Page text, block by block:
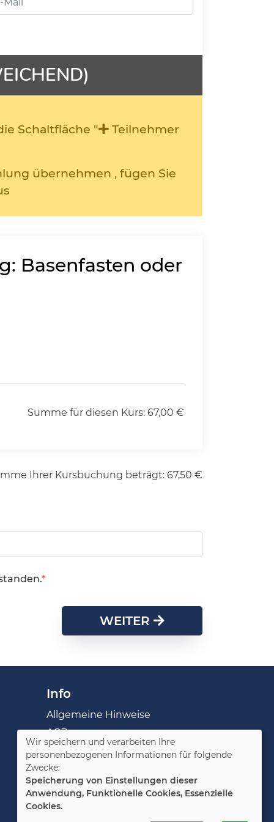
Schaltfläche "
Teilnehmer
übernehmen , fügen Sie
Basenfasten oder
Summe für diesen Kurs: 67,00 €
Ihrer Kursbuchung beträgt: 67,50 €
WEITER
Info
Allgemeine Hinweise
AGB
Impressum
Datenschutzerklärung
Widerruf
Cookie Einstellungen
Wir speichern und verarbeiten Ihre
personenbezogenen Informationen für folgende
Zwecke:
Speicherung von Einstellungen dieser
Anwendung, Funktionelle Cookies, Essenzielle
Cookies.